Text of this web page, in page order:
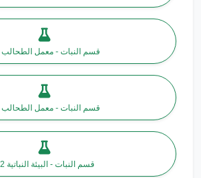
قسم النبات - معمل الطحالب 1
قسم النبات - معمل الطحالب 2
قسم النبات - البيئة النباتية 2